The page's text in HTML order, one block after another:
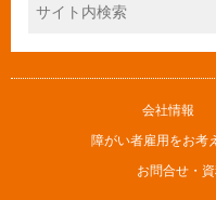
会社情報
障がい者雇用をお考
お問合せ・